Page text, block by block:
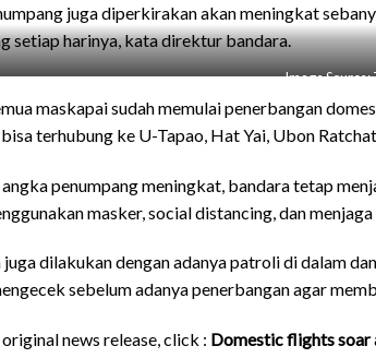
juga diperkirakan akan meningkat
setiap harinya, kata direktur bandara.
Image Source:
maskapai sudah memulai penerbangan
terhubung ke U-Tapao, Hat Yai, Ubon
penumpang meningkat, bandara tetap
masker, social distancing, dan
juga dilakukan dengan adanya patroli di dalam
sebelum adanya penerbangan agar
original news release, click : Domestic flights